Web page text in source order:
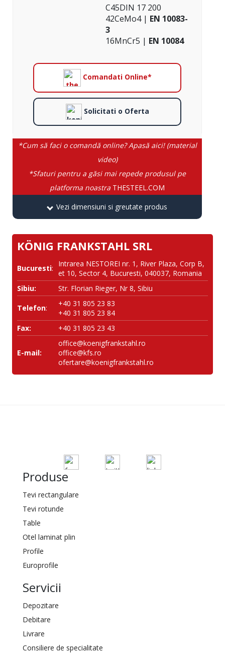
C45DIN 17 200
42CeMo4 | EN 10083-
3
16MnCr5 | EN 10084
Comandati Online*
Solicitati o Oferta
*Cum să faci o comandă online? Apasă aici! (material
video)
*Sfaturi pentru a găsi mai repede produsul pe
platforma noastra THESTEEL.COM
Vezi dimensiuni si greutate produs
KÖNIG FRANKSTAHL SRL
Bucuresti:
Intrarea NESTOREI nr. 1, River Plaza, Corp B,
et 10, Sector 4, Bucuresti, 040037, Romania
Sibiu:
Str. Florian Rieger, Nr 8, Sibiu
Telefon:
+40 31 805 23 83
+40 31 805 23 84
Fax:
+40 31 805 23 43
E-mail:
office@koenigfrankstahl.ro
office@kfs.ro
ofertare@koenigfrankstahl.ro
Produse
Tevi rectangulare
Tevi rotunde
Table
Otel laminat plin
Profile
Europrofile
Servicii
Depozitare
Debitare
Livrare
Consiliere de specialitate